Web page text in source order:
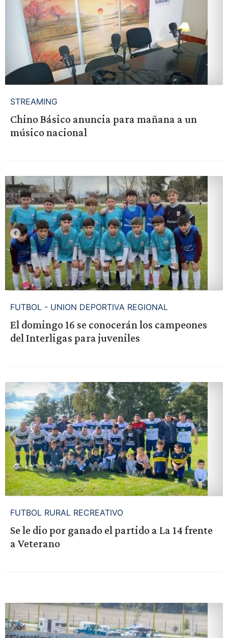
STREAMING
Chino Básico anuncia para mañana a un
músico nacional
FUTBOL - UNION DEPORTIVA REGIONAL
El domingo 16 se conocerán los campeones
del Interligas para juveniles
FUTBOL RURAL RECREATIVO
Se le dio por ganado el partido a La 14 frente
a Veterano